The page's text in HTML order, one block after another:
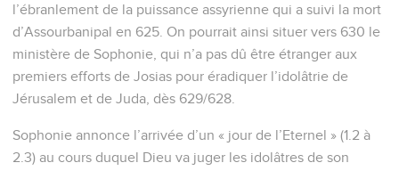
l’ébranlement de la puissance assyrienne qui a suivi la mort
d’Assourbanipal en 625. On pourrait ainsi situer vers 630 le
ministère de Sophonie, qui n’a pas dû être étranger aux
premiers efforts de Josias pour éradiquer l’idolâtrie de
Jérusalem et de Juda, dès 629/628.
Sophonie annonce l’arrivée d’un « jour de l’Eternel » (1.2 à
2.3) au cours duquel Dieu va juger les idolâtres de son